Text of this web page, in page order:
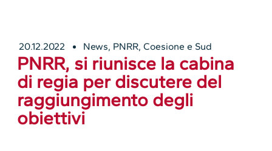
20.12.2022 News, PNRR, Coesione e Sud
PNRR, si riunisce la cabina
di regia per discutere del
raggiungimento degli
obiettivi